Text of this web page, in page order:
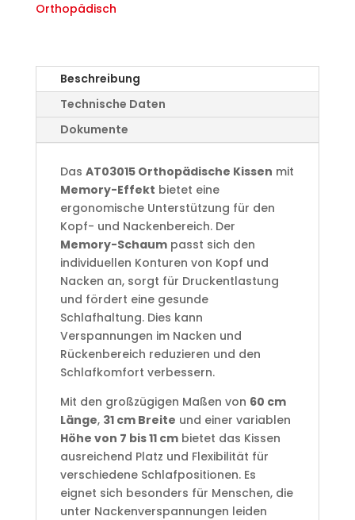
Orthopädisch
Beschreibung
Technische Daten
Dokumente
Das AT03015 Orthopädische Kissen mit
Memory-Effekt bietet eine
ergonomische Unterstützung für den
Kopf- und Nackenbereich. Der
Memory-Schaumpasst sich den
individuellen Konturen von Kopf und
Nacken an, sorgt für Druckentlastung
und fördert eine gesunde
Schlafhaltung. Dies kann
Verspannungen im Nacken und
Rückenbereich reduzieren und den
Schlafkomfort verbessern.
Mit den großzügigen Maßen von 60 cm
Länge, 31 cm Breite und einer variablen
Höhe von 7 bis 11 cmbietet das Kissen
ausreichend Platz und Flexibilität für
verschiedene Schlafpositionen. Es
eignet sich besonders für Menschen, die
unter Nackenverspannungen leiden